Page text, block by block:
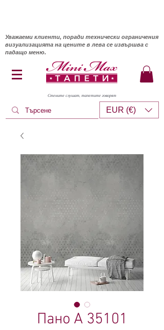
Уважаеми клиенти, поради технически ограничения
визуализацията на цените в лева се извършва с
падащо меню.
Стените слушат, тапетите говорят
EUR (€)
Пано A 35101